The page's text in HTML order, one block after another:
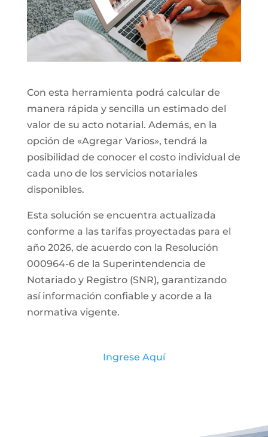
Con esta herramienta podrá calcular de
manera rápida y sencilla un estimado del
valor de su acto notarial. Además, en la
opción de «Agregar Varios», tendrá la
posibilidad de conocer el costo individual de
cada uno de los servicios notariales
disponibles.
Esta solución se encuentra actualizada
conforme a las tarifas proyectadas para el
año 2026, de acuerdo con la Resolución
000964-6 de la Superintendencia de
Notariado y Registro (SNR), garantizando
así información confiable y acorde a la
normativa vigente.
Ingrese Aquí